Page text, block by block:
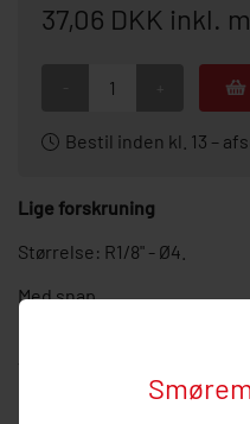
37,06 DKK inkl.
Bestil inden kl. 13 –
Lige forskruning
Størrelse: R1/8" - Ø4.
Med snap.
denne lige forskruning.